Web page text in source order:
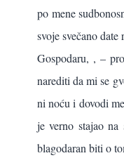
po mene
svoje svečano date
Gospodaru, , –
narediti da mi se
ni noću i dovodi
je verno stajao
blagodaran biti o